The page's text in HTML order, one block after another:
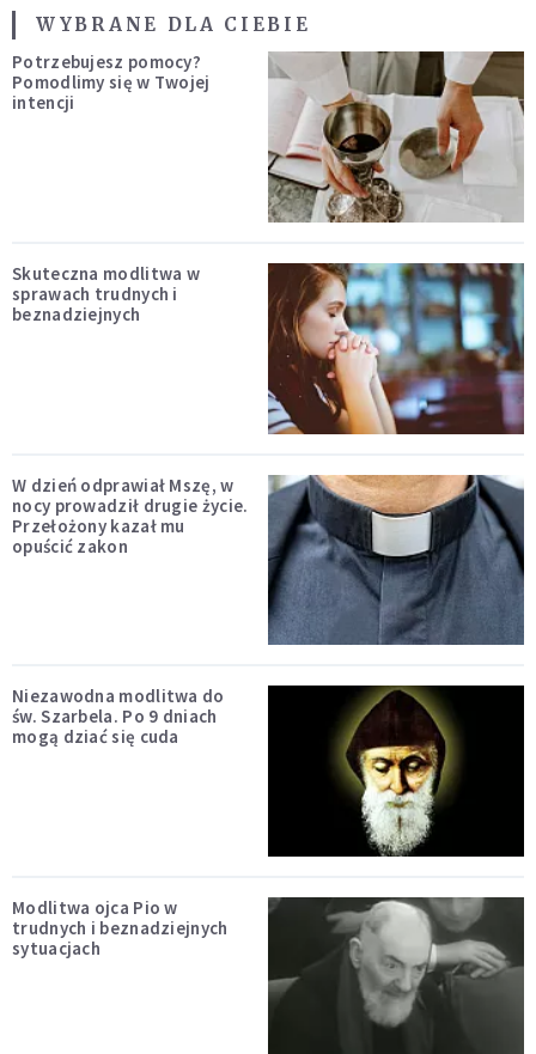
WYBRANE DLA CIEBIE
Potrzebujesz pomocy?
Pomodlimy się w Twojej
intencji
Skuteczna modlitwa w
sprawach trudnych i
beznadziejnych
W dzień odprawiał Mszę, w
nocy prowadził drugie życie.
Przełożony kazał mu
opuścić zakon
Niezawodna modlitwa do
św. Szarbela. Po 9 dniach
mogą dziać się cuda
Modlitwa ojca Pio w
trudnych i beznadziejnych
sytuacjach